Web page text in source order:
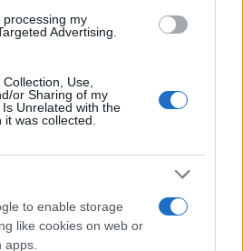
my
Advertising.
Use,
or Sharing of my
Unrelated with the
was collected.
to enable storage
like cookies on web orμπουχτισμένη»
αποχή της από τη